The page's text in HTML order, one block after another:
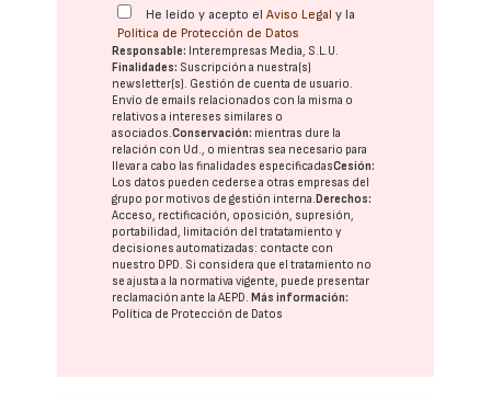
He leído y acepto elAviso Legal y la
Política de Protección de Datos
Responsable: Interempresas Media, S.L.U.
Finalidades: Suscripción a nuestra(s)
newsletter(s). Gestión de cuenta de usuario.
Envío de emails relacionados con la misma o
relativos a intereses similares o
asociados.Conservación: mientras dure la
relación con Ud., o mientras sea necesario para
llevar a cabo las finalidades especificadasCesión:
Los datos pueden cederse a otras empresas del
grupo por motivos de gestión interna.Derechos:
Acceso, rectificación, oposición, supresión,
portabilidad, limitación del tratatamiento y
decisiones automatizadas: contacte con
nuestro DPD. Si considera que el tratamiento no
se ajusta a la normativa vigente, puede presentar
reclamación ante laAEPD.Más información:
Política de Protección de Datos